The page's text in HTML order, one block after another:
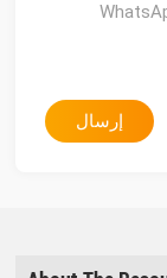
إرسال